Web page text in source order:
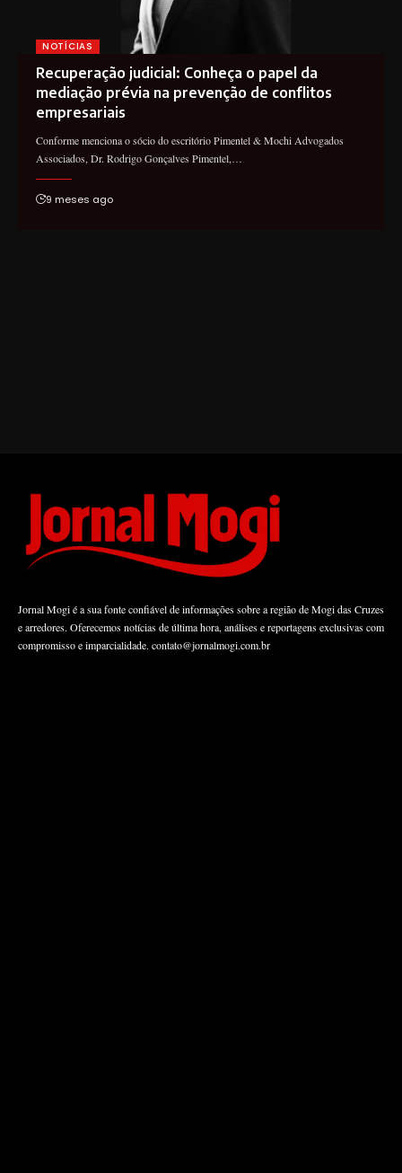
NOTÍCIAS
Recuperação judicial: Conheça o papel da
mediação prévia na prevenção de conflitos
empresariais
Conforme menciona o sócio do escritório Pimentel & Mochi Advogados
Associados, Dr. Rodrigo Gonçalves Pimentel,…
9 meses ago
Jornal Mogi é a sua fonte confiável de informações sobre a região de Mogi das Cruzes
e arredores. Oferecemos notícias de última hora, análises e reportagens exclusivas com
compromisso e imparcialidade. contato@jornalmogi.com.br